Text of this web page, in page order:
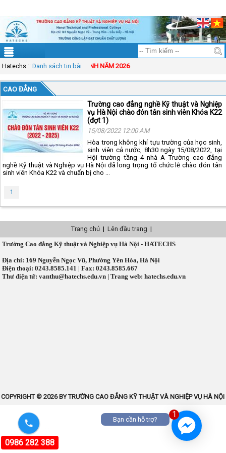
Hatechs ::Danh sách tin bài
THÔNG BÁO TUYỂN SINH NĂM 2026
CAO ĐẲNG
Trường cao đẳng nghề Kỹ thuật và Nghiệp
vụ Hà Nội chào đón tân sinh viên Khóa K22
(đợt 1)
15/08/2022 12:00 AM
Hòa trong không khí tựu trường của học sinh,
sinh viên cả nước, 8h30 ngày 15/08/2022, tại
Hội trường tầng 4 nhà A Trường cao đẳng
nghề Kỹ thuật và Nghiệp vụ Hà Nội đã long trọng tổ chức lễ chào đón tân
sinh viên Khóa K22 và chuẩn bị cho ...
1
Trang chủ| Lên đầu trang |
Trường Cao đẳng Kỹ thuật và Nghiệp vụ Hà Nội - HATECHS
Địa chỉ: 169 Nguyễn Ngọc Vũ, Phường Yên Hòa, Hà Nội
Điện thoại: 0243.8585.141 | Fax: 0243.8585.667
Thư điện tử: vanthu@hatechs.edu.vn | Trang web: hatechs.edu.vn
COPYRIGHT © 2026 BY TRƯỜNG CAO ĐẲNG KỸ THUẬT VÀ NGHIỆP VỤ HÀ NỘI
0986 282 388
1
Bạn cần hỗ trợ?